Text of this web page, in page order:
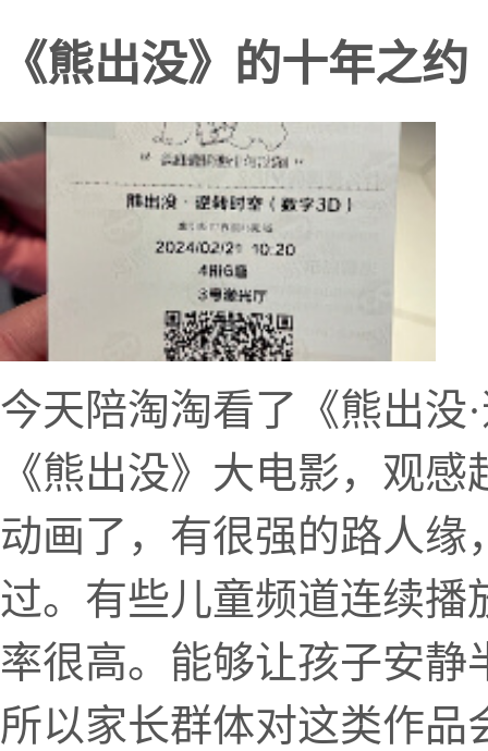
《熊出没》的十年之约
今天陪淘淘看了《熊出没
《熊出没》大电影，观
动画了，有很强的路人
过。有些儿童频道连续
率很高。能够让孩子安
所以家长群体对这类作